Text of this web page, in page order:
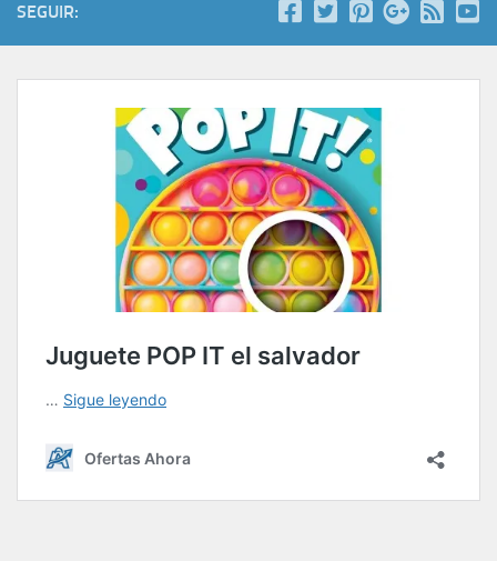
SEGUIR: